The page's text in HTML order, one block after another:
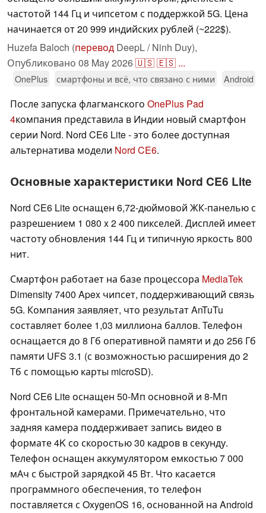
частотой 144 Гц и чипсетом с поддержкой 5G. Цена
начинается от 20 999 индийских рублей (~222$).
Huzefa Baloch (перевод DeepL / Ninh Duy),
Опубликовано 08 May 2026🇺🇸🇪🇸 ...
OnePlus смартфоны и всё, что связано с ними Android
После запуска флагманского OnePlus Pad
4компания представила в Индии новый смартфон
серии Nord. Nord CE6 Lite - это более доступная
альтернатива модели Nord CE6.
Основные характеристики Nord CE6 Lite
Nord CE6 Lite оснащен 6,72-дюймовой ЖК-панелью с
разрешением 1 080 x 2 400 пикселей. Дисплей имеет
частоту обновления 144 Гц и типичную яркость 800
нит.
Смартфон работает на базе процессора MediaTek
Dimensity 7400 Apex чипсет, поддерживающий связь
5G. Компания заявляет, что результат AnTuTu
составляет более 1,03 миллиона баллов. Телефон
оснащается до 8 Гб оперативной памяти и до 256 Гб
памяти UFS 3.1 (с возможностью расширения до 2
Тб с помощью карты microSD).
Nord CE6 Lite оснащен 50-Мп основной и 8-Мп
фронтальной камерами. Примечательно, что
задняя камера поддерживает запись видео в
формате 4K со скоростью 30 кадров в секунду.
Телефон оснащен аккумулятором емкостью 7 000
мАч с быстрой зарядкой 45 Вт. Что касается
программного обеспечения, то телефон
поставляется с OxygenOS 16, основанной на Android